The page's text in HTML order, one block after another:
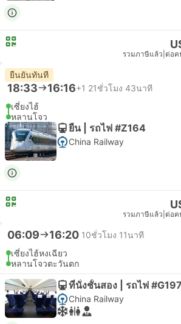
รวมภาษีแล้ว ต่อค
ยืนยันทันที
18:33 16:16+1 21ชั่วโมง 43นาที
เซี่ยงไฮ้
หลานโจว
ยืน | รถไฟ #Z164
China Railway
รวมภาษีแล้ว ต่อค
06:09 16:20 10ชั่วโมง 11นาที
เซี่ยงไฮ้หงเฉียว
หลานโจวตะวันตก
ที่นั่งชั้นสอง | รถไฟ
China Railway